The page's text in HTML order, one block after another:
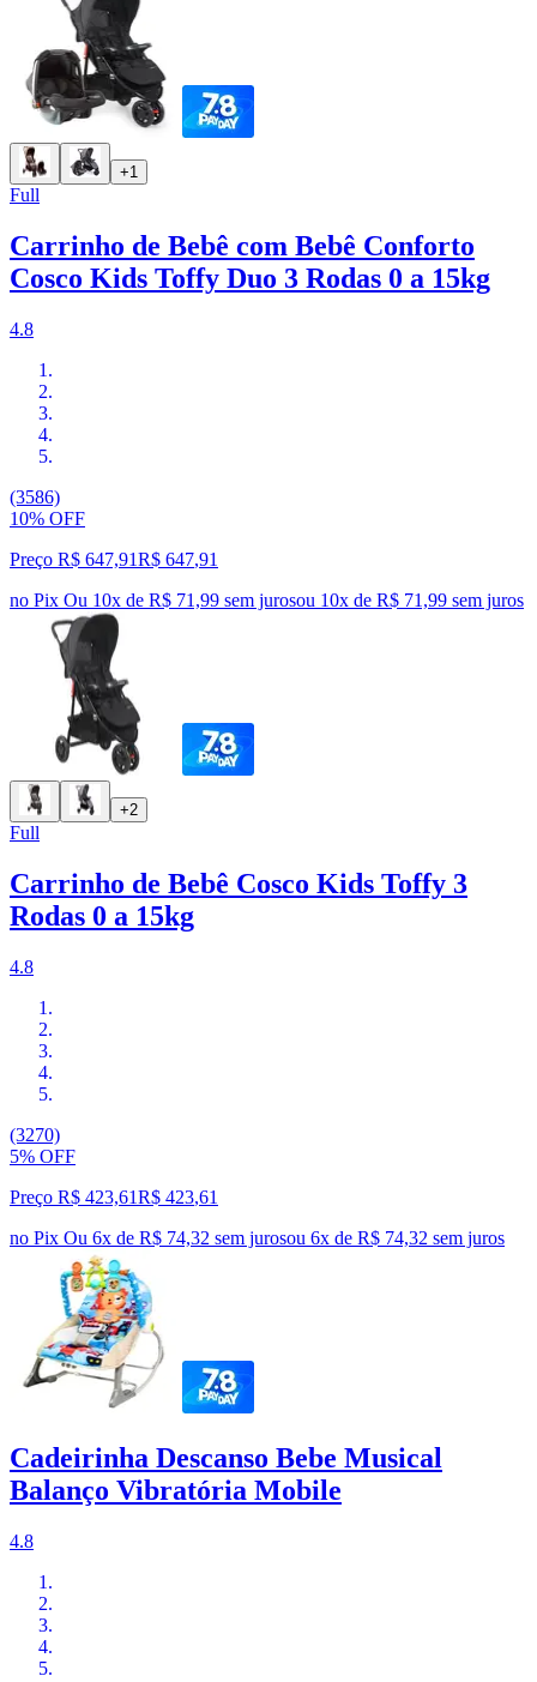
+1
Full
Carrinho de Bebê com Bebê Conforto
Cosco Kids Toffy Duo 3 Rodas 0 a 15kg
4.8
(3586)
10% OFF
Preço R$ 647,91R$ 647,91
no Pix Ou 10x de R$ 71,99 sem jurosou 10x de R$ 71,99 sem juros
+2
Full
Carrinho de Bebê Cosco Kids Toffy 3
Rodas 0 a 15kg
4.8
(3270)
5% OFF
Preço R$ 423,61R$ 423,61
no Pix Ou 6x de R$ 74,32 sem jurosou 6x de R$ 74,32 sem juros
Cadeirinha Descanso Bebe Musical
Balanço Vibratória Mobile
4.8